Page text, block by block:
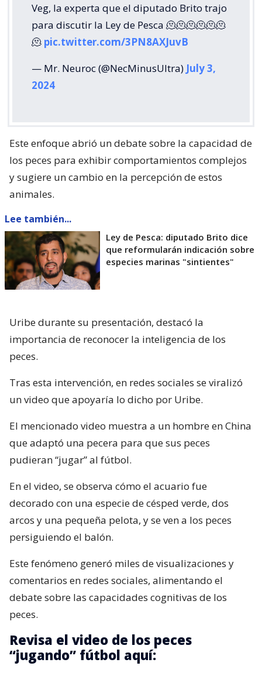
Veg, la experta que el diputado Brito trajo
para discutir la Ley de Pesca 🫠🫠🫠🫠🫠🫠
🫠 pic.twitter.com/3PN8AXJuvB
— Mr. Neuroc (@NecMinusUltra) July 3,
2024
Este enfoque abrió un debate sobre la capacidad de
los peces para exhibir comportamientos complejos
y sugiere un cambio en la percepción de estos
animales.
Lee también...
Ley de Pesca: diputado Brito dice
que reformularán indicación sobre
especies marinas "sintientes"
Uribe durante su presentación, destacó la
importancia de reconocer la inteligencia de los
peces.
Tras esta intervención, en redes sociales se viralizó
un video que apoyaría lo dicho por Uribe.
El mencionado video muestra a un hombre en China
que adaptó una pecera para que sus peces
pudieran “jugar” al fútbol.
En el video, se observa cómo el acuario fue
decorado con una especie de césped verde, dos
arcos y una pequeña pelota, y se ven a los peces
persiguiendo el balón.
Este fenómeno generó miles de visualizaciones y
comentarios en redes sociales, alimentando el
debate sobre las capacidades cognitivas de los
peces.
Revisa el video de los peces
“jugando” fútbol aquí: